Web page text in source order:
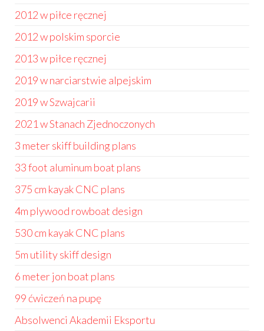
2012 w piłce ręcznej
2012 w polskim sporcie
2013 w piłce ręcznej
2019 w narciarstwie alpejskim
2019 w Szwajcarii
2021 w Stanach Zjednoczonych
3 meter skiff building plans
33 foot aluminum boat plans
375 cm kayak CNC plans
4m plywood rowboat design
530 cm kayak CNC plans
5m utility skiff design
6 meter jon boat plans
99 ćwiczeń na pupę
Absolwenci Akademii Eksportu